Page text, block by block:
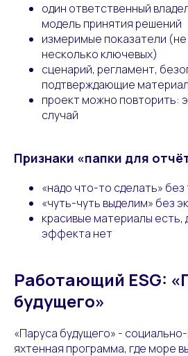
один ответственный
модель принятия решений
измеримые показатели (не
несколько ключевых)
сценарий, регламент,
подтверждающие
проект можно повторить:
случай
Признаки «папки для
«надо что-то сделать»
«чуть-чуть выделим» без
красивые материалы есть,
эффекта нет
Работающий ESG:
будущего»
«Паруса будущего» -
яхтенная программа, где море